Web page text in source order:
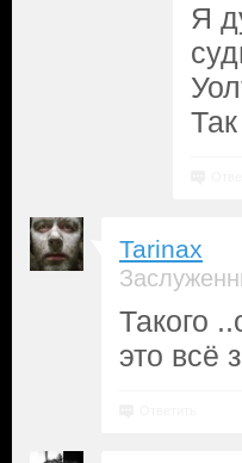
Я
Tarinax
Такого
это всё